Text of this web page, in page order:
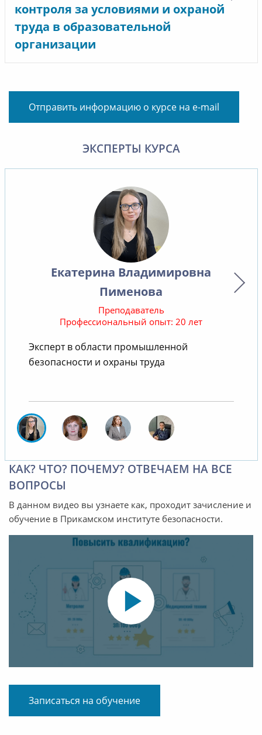
контроля за условиями и охраной
труда в образовательной
организации
Отправить информацию о курсе на e-mail
ЭКСПЕРТЫ КУРСА
Екатерина Владимировна
Пименова
Преподаватель
Профессиональный опыт: 20 лет
Эксперт в области промышленной
безопасности и охраны труда
КАК? ЧТО? ПОЧЕМУ? ОТВЕЧАЕМ НА ВСЕ
ВОПРОСЫ
В данном видео вы узнаете как, проходит зачисление и
обучение в Прикамском институте безопасности.
Записаться на обучение